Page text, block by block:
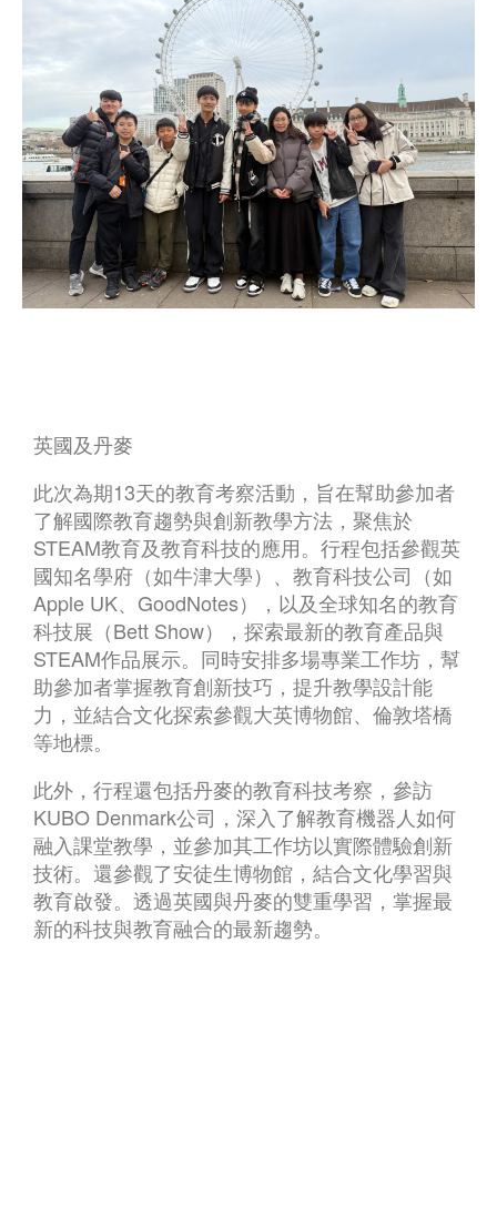
英國及丹麥
此次為期13天的教育考察活動，旨在幫助參加者
了解國際教育趨勢與創新教學方法，聚焦於
STEAM教育及教育科技的應用。行程包括參觀英
國知名學府（如牛津大學）、教育科技公司（如
Apple UK、GoodNotes），以及全球知名的教育
科技展（Bett Show），探索最新的教育產品與
STEAM作品展示。同時安排多場專業工作坊，幫
助參加者掌握教育創新技巧，提升教學設計能
力，並結合文化探索參觀大英博物館、倫敦塔橋
等地標。
此外，行程還包括丹麥的教育科技考察，參訪
KUBO Denmark公司，深入了解教育機器人如何
融入課堂教學，並參加其工作坊以實際體驗創新
技術。還參觀了安徒生博物館，結合文化學習與
教育啟發。透過英國與丹麥的雙重學習，掌握最
新的科技與教育融合的最新趨勢。